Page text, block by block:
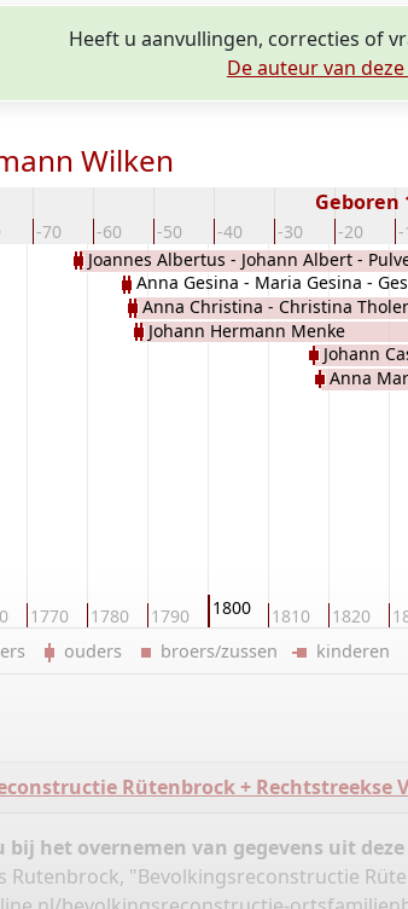
Heeft u aanvullingen, correcties of
De auteur van
Wilken
-70 -60 -50 -40 -30 -20 -
Geboren
1770 1780 1790 1800 1810 1820
Joannes Albertus - Johann Albert -
Albert - Albert Wilken
Anna Gesina - Maria Gesina -
Schepers
Anna Christina - Christina
Johann Hermann Menke
Johann
Anna
ouders broers/zussen kinderen
Rütenbrock + Rechtstreekse
bij het overnemen van gegevens uit
Rutenbrock, "Bevolkingsreconstructie